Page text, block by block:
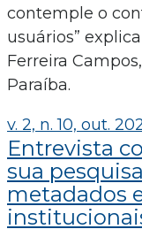
contemple o
usuários”
Ferreira
Paraíba.
v. 2, n. 10, out.
Entrevista
sua
metadados